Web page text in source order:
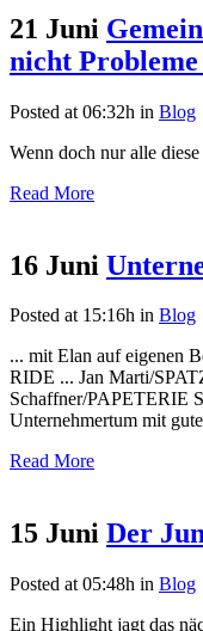
21 Juni
nicht
Posted at 06:32h in Blog
Wenn doch nur alle
Read More
16 Juni
Posted at 15:16h in Blog
... mit Elan auf eigenen
RIDE ... Jan Marti/
Schaffner/PAPETERIE
Unternehmertum mit
Read More
15 Juni Der
Posted at 05:48h in Blog
Ein Highlight jagt das